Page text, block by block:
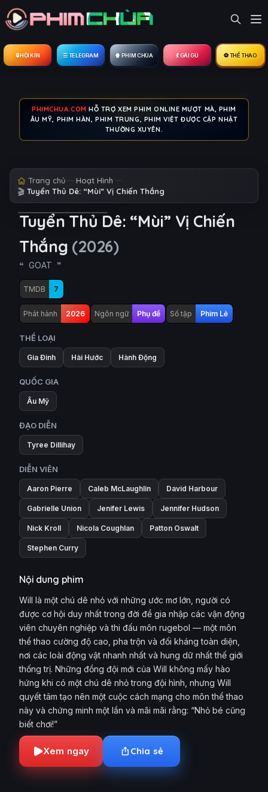
🔒︎ HỘI KÍN ☰ TELEGRAM 🍿 PHIM CHÙA 💃 GÁI GÚ ⚽ THỂ THAO
PHIMCHUA.COM HỖ TRỢ XEM PHIM ONLINE MƯỢT MÀ, PHIM
ÂU MỸ, PHIM HÀN, PHIM TRUNG, PHIM VIỆT ĐƯỢC CẬP NHẬT
THƯỜNG XUYÊN.
Trang chủ Hoạt Hình
🎬 Tuyển Thủ Dê: “Mùi” Vị Chiến Thắng
Tuyển Thủ Dê: “Mùi” Vị Chiến
Thắng (2026)
GOAT
TMDB 7
Phát hành 2026 Ngôn ngữ Phụ đề Số tập Phim Lẻ
THỂ LOẠI
Gia Đình Hài Hước Hành Động
QUỐC GIA
Âu Mỹ
ĐẠO DIỄN
Tyree Dillihay
DIỄN VIÊN
Aaron Pierre Caleb McLaughlin David Harbour
Gabrielle Union Jenifer Lewis Jennifer Hudson
Nick Kroll Nicola Coughlan Patton Oswalt
Stephen Curry
Nội dung phim
Will là một chú dê nhỏ với những ước mơ lớn, người có
được cơ hội duy nhất trong đời để gia nhập các vận động
viên chuyên nghiệp và thi đấu môn rugebol — một môn
thể thao cường độ cao, pha trộn và đối kháng toàn diện,
nơi các loài động vật nhanh nhất và hung dữ nhất thế giới
thống trị. Những đồng đội mới của Will không mấy hào
hứng khi có một chú dê nhỏ trong đội hình, nhưng Will
quyết tâm tạo nên một cuộc cách mạng cho môn thể thao
này và chứng minh một lần và mãi mãi rằng: “Nhỏ bé cũng
biết chơi!”
Xem ngay Chia sẻ